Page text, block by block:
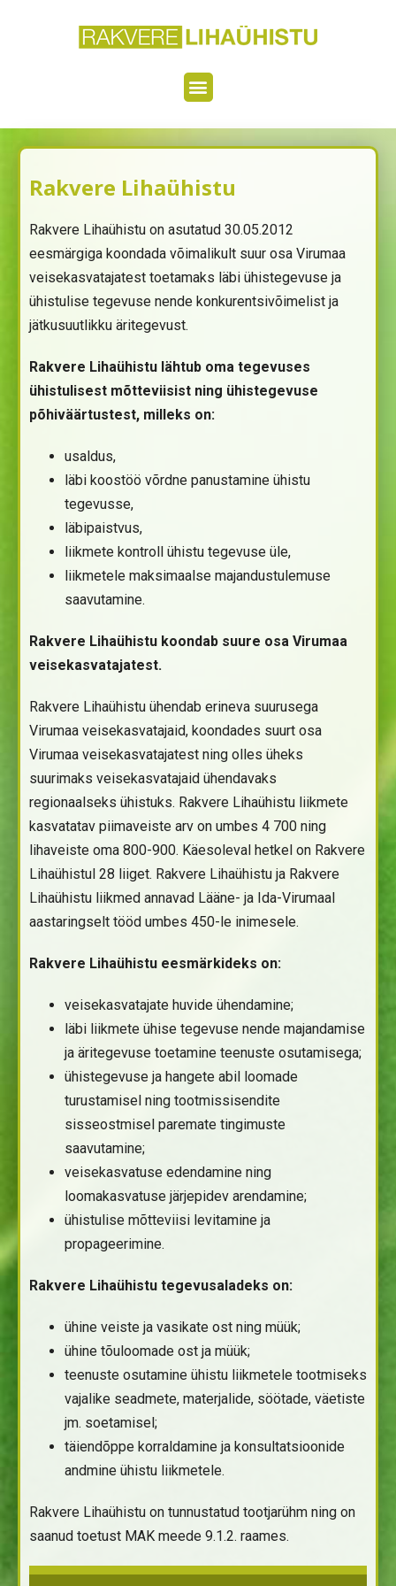
Rakvere Lihaühistu
Rakvere Lihaühistu on asutatud 30.05.2012
eesmärgiga koondada võimalikult suur osa Virumaa
veisekasvatajatest toetamaks läbi ühistegevuse ja
ühistulise tegevuse nende konkurentsivõimelist ja
jätkusuutlikku äritegevust.
Rakvere Lihaühistu lähtub oma tegevuses
ühistulisest mõtteviisist ning ühistegevuse
põhiväärtustest, milleks on:
usaldus,
läbi koostöö võrdne panustamine ühistu
tegevusse,
läbipaistvus,
liikmete kontroll ühistu tegevuse üle,
liikmetele maksimaalse majandustulemuse
saavutamine.
Rakvere Lihaühistu koondab suure osa Virumaa
veisekasvatajatest.
Rakvere Lihaühistu ühendab erineva suurusega
Virumaa veisekasvatajaid, koondades suurt osa
Virumaa veisekasvatajatest ning olles üheks
suurimaks veisekasvatajaid ühendavaks
regionaalseks ühistuks. Rakvere Lihaühistu liikmete
kasvatatav piimaveiste arv on umbes 4 700 ning
lihaveiste oma 800-900. Käesoleval hetkel on Rakvere
Lihaühistul 28 liiget. Rakvere Lihaühistu ja Rakvere
Lihaühistu liikmed annavad Lääne- ja Ida-Virumaal
aastaringselt tööd umbes 450-le inimesele.
Rakvere Lihaühistu eesmärkideks on:
veisekasvatajate huvide ühendamine;
läbi liikmete ühise tegevuse nende majandamise
ja äritegevuse toetamine teenuste osutamisega;
ühistegevuse ja hangete abil loomade
turustamisel ning tootmissisendite
sisseostmisel paremate tingimuste
saavutamine;
veisekasvatuse edendamine ning
loomakasvatuse järjepidev arendamine;
ühistulise mõtteviisi levitamine ja
propageerimine.
Rakvere Lihaühistu tegevusaladeks on:
ühine veiste ja vasikate ost ning müük;
ühine tõuloomade ost ja müük;
teenuste osutamine ühistu liikmetele tootmiseks
vajalike seadmete, materjalide, söötade, väetiste
jm. soetamisel;
täiendõppe korraldamine ja konsultatsioonide
andmine ühistu liikmetele.
Rakvere Lihaühistu on tunnustatud tootjarühm ning on
saanud toetust MAK meede 9.1.2. raames.